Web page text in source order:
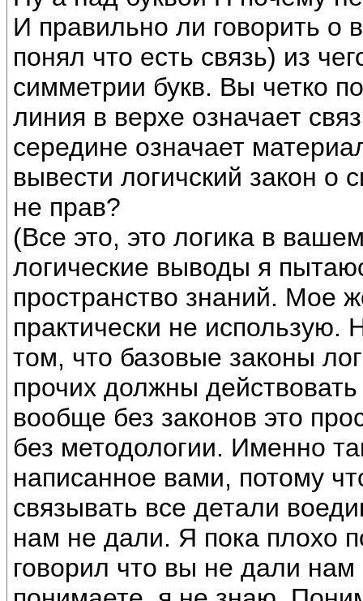
И правильно ли говорить о
понял что есть связь) из
симметрии букв. Вы четко
линия в верхе означает
середине означает
вывести логичский закон о
не прав?
(Все это, это логика в
логические выводы я
пространство знаний. Мое
практически не использую.
том, что базовые законы
прочих должны
вообще без законов это
без методологии. Именно
написанное вами, потому
связывать все детали
нам не дали. Я пока плохо
говорил что вы не дали